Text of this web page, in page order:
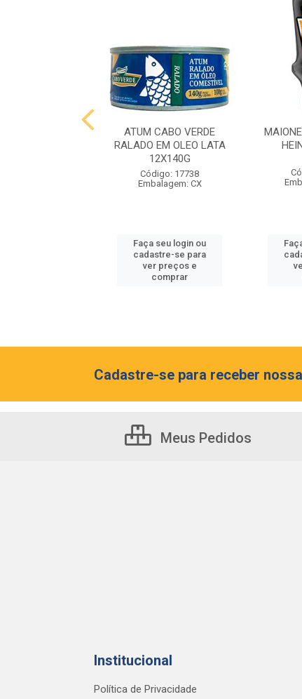
ATUM CABO VERDE
RALADO EM OLEO LATA
12X140G
Código: 17738
Embalagem: CX
Faça seu login ou
cadastre-se para
ver preços e
comprar
Cadastre-se para receber
Meus Pedidos
Institucional
Política de Privacidade